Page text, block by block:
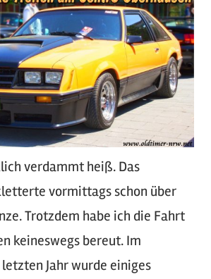
verdammt heiß. Das
vormittags schon über
Trotzdem habe ich die Fahrt
keineswegs bereut. Im
Jahr wurde einiges